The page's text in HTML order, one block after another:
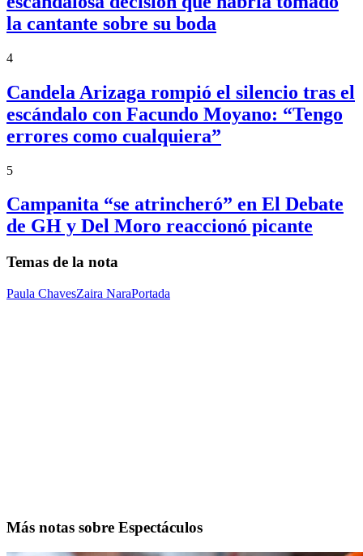
la cantante sobre su boda
4
Candela Arizaga rompió el silencio tras el
escándalo con Facundo Moyano: “Tengo
errores como cualquiera”
5
Campanita “se atrincheró” en El Debate
de GH y Del Moro reaccionó picante
Temas de la nota
Paula ChavesZaira NaraPortada
Más notas sobre Espectáculos